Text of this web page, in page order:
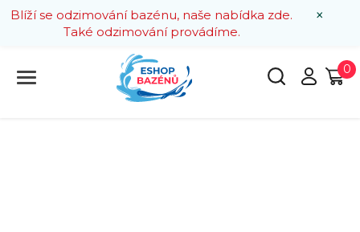
×
Blíží se odzimování bazénu, naše nabídka zde.
Také odzimování provádíme.
0